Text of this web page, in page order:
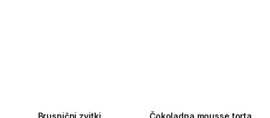
Brusnični zvitki Čokoladna mousse torta